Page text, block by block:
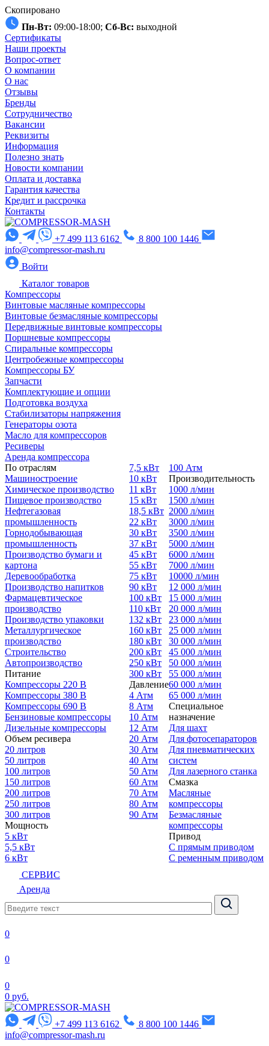
Скопировано
Пн-Вт: 09:00-18:00; Сб-Вс: выходной
Сертификаты
Наши проекты
Вопрос-ответ
О компании
О нас
Отзывы
Бренды
Сотрудничество
Вакансии
Реквизиты
Информация
Полезно знать
Новости компании
Оплата и доставка
Гарантия качества
Кредит и рассрочка
Контакты
+7 499 113 6162
8 800 100 1446
info@compressor-mash.ru
Войти
Каталог товаров
Компрессоры
Винтовые масляные компрессоры
Винтовые безмасляные компрессоры
Передвижные винтовые компрессоры
Поршневые компрессоры
Спиральные компрессоры
Центробежные компрессоры
Компрессоры БУ
Запчасти
Комплектующие и опции
Подготовка воздуха
Стабилизаторы напряжения
Генераторы озота
Масло для компрессоров
Ресиверы
Аренда компрессора
По отраслям
Машиностроение
Химическое производство
Пищевое производство
Нефтегазовая
промышленность
Горнодобывающая
промышленность
Производство бумаги и
картона
Деревообработка
Производство напитков
Фармацевтическое
производство
Производство упаковки
Металлургическое
производство
Строительство
Автопроизводство
Питание
Компрессоры 220 В
Компрессоры 380 В
Компрессоры 690 В
Бензиновые компрессоры
Дизельные компрессоры
Объем ресивера
20 литров
50 литров
100 литров
150 литров
200 литров
250 литров
300 литров
Мощность
5 кВт
5,5 кВт
6 кВт
7,5 кВт
10 кВт
11 кВт
15 кВт
18,5 кВт
22 кВт
30 кВт
37 кВт
45 кВт
55 кВт
75 кВт
90 кВт
100 кВт
110 кВт
132 кВт
160 кВт
180 кВт
200 кВт
250 кВт
300 кВт
Давление
4 Атм
8 Атм
10 Атм
12 Атм
20 Атм
30 Атм
40 Атм
50 Атм
60 Атм
70 Атм
80 Атм
90 Атм
100 Атм
Производительность
1000 л/мин
1500 л/мин
2000 л/мин
3000 л/мин
3500 л/мин
5000 л/мин
6000 л/мин
7000 л/мин
10000 л/мин
12 000 л/мин
15 000 л/мин
20 000 л/мин
23 000 л/мин
25 000 л/мин
30 000 л/мин
45 000 л/мин
50 000 л/мин
55 000 л/мин
60 000 л/мин
65 000 л/мин
Специальное
назначение
Для шахт
Для фотосепараторов
Для пневматических
систем
Для лазерного станка
Смазка
Масляные
компрессоры
Безмасляные
компрессоры
Привод
С прямым приводом
С ременным приводом
СЕРВИС
Аренда
0
0
0
0 руб.
+7 499 113 6162
8 800 100 1446
info@compressor-mash.ru